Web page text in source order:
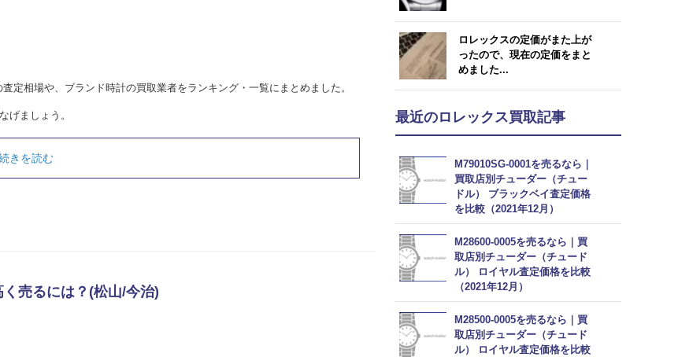
定相場や、ブランド時計の買取業者をランキング・一覧にまとめました。
げましょう。
きを読む
売るには？(松山/今治)
ロレックスの定価がまた上が
ったので、現在の定価をまと
めました...
最近のロレックス買取記事
M79010SG-0001を売るなら｜
買取店別チューダー（チュー
ドル） ブラックベイ査定価格
を比較（2021年12月）
M28600-0005を売るなら｜買
取店別チューダー（チュード
ル） ロイヤル査定価格を比較
（2021年12月）
M28500-0005を売るなら｜買
取店別チューダー（チュード
ル） ロイヤル査定価格を比較